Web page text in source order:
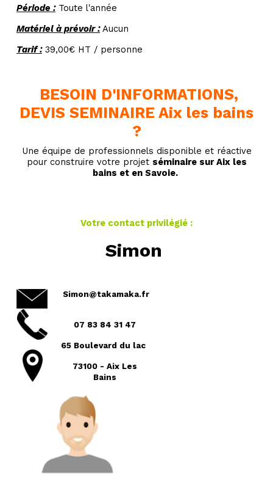
Période :Toute l'année
Matériel à prévoir :Aucun
Tarif :39,00€ HT / personne
BESOIN D'INFORMATIONS,
DEVIS SEMINAIRE Aix les bains
?
Une équipe de professionnels disponible et réactive
pour construire votre projet séminaire sur Aix les
bains et en Savoie.
Votre contact privilégié :
Simon
Simon@takamaka.fr
07 83 84 31 47
65 Boulevard du lac
73100 - Aix Les
Bains